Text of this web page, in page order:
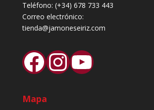
Teléfono: (+34) 678 733 443
Correo electrónico:
tienda@jamoneseiriz.com
Facebook
Instagram
YouTube
Mapa